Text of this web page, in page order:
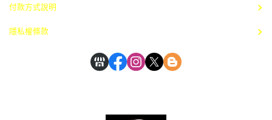
付款方式說明
隱私權條款